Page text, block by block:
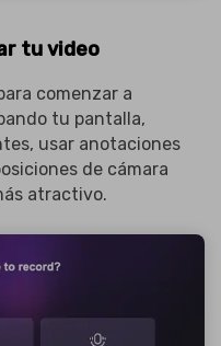
tu video
comenzar a
tu pantalla,
usar anotaciones
de cámara
atractivo.